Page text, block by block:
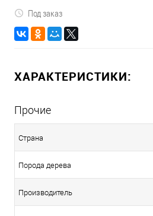
Под заказ
ХАРАКТЕРИСТИКИ:
Прочие
Страна
Порода дерева
Производитель